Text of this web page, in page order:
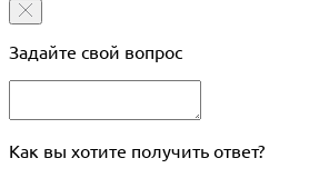
Задайте свой вопрос
Как вы хотите получить ответ?